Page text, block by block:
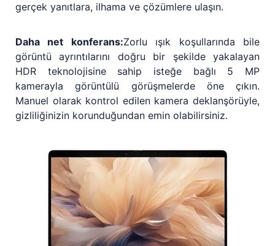
gerçek yanıtlara, ilhama ve çözümlere ulaşın.
Daha net konferans:Zorlu ışık koşullarında bile
görüntü ayrıntılarını doğru bir şekilde yakalayan
HDR teknolojisine sahip isteğe bağlı 5 MP
kamerayla görüntülü görüşmelerde öne çıkın.
Manuel olarak kontrol edilen kamera deklanşörüyle,
gizliliğinizin korunduğundan emin olabilirsiniz.